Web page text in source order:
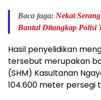
Baca juga: Nekat
Bantul Ditangkap Polisi
Hasil penyelidikan
tersebut merupakan
(SHM) Kasultanan
104.600 meter persegi